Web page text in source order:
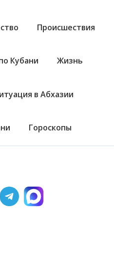
Происшествия
Кубани Жизнь
в Абхазии
Гороскопы